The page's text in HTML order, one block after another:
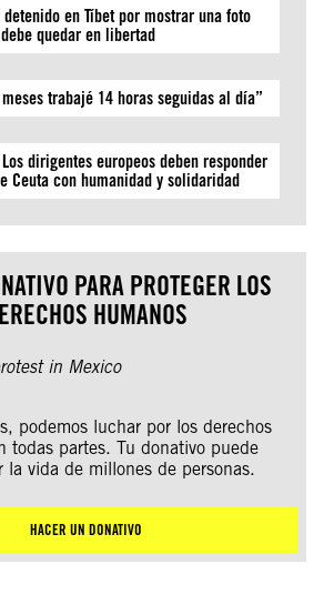
en Tíbet por mostrar una foto
quedar en libertad
trabajé 14 horas seguidas al día”
dirigentes europeos deben responder
Ceuta con humanidad y solidaridad
PARA PROTEGER LOS
HUMANOS
podemos luchar por los derechos
todas partes. Tu donativo puede
la vida de millones de personas.
HACER UN DONATIVO